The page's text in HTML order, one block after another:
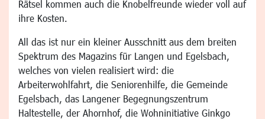
Rätsel kommen auch die Knobelfreunde wieder voll auf
ihre Kosten.
All das ist nur ein kleiner Ausschnitt aus dem breiten
Spektrum des Magazins für Langen und Egelsbach,
welches von vielen realisiert wird: die
Arbeiterwohlfahrt, die Seniorenhilfe, die Gemeinde
Egelsbach, das Langener Begegnungszentrum
Haltestelle, der Ahornhof, die Wohninitiative Ginkgo